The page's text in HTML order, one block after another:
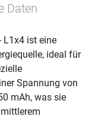
Daten
L1x4 ist eine
ideal für
Spannung von
mAh, was sie